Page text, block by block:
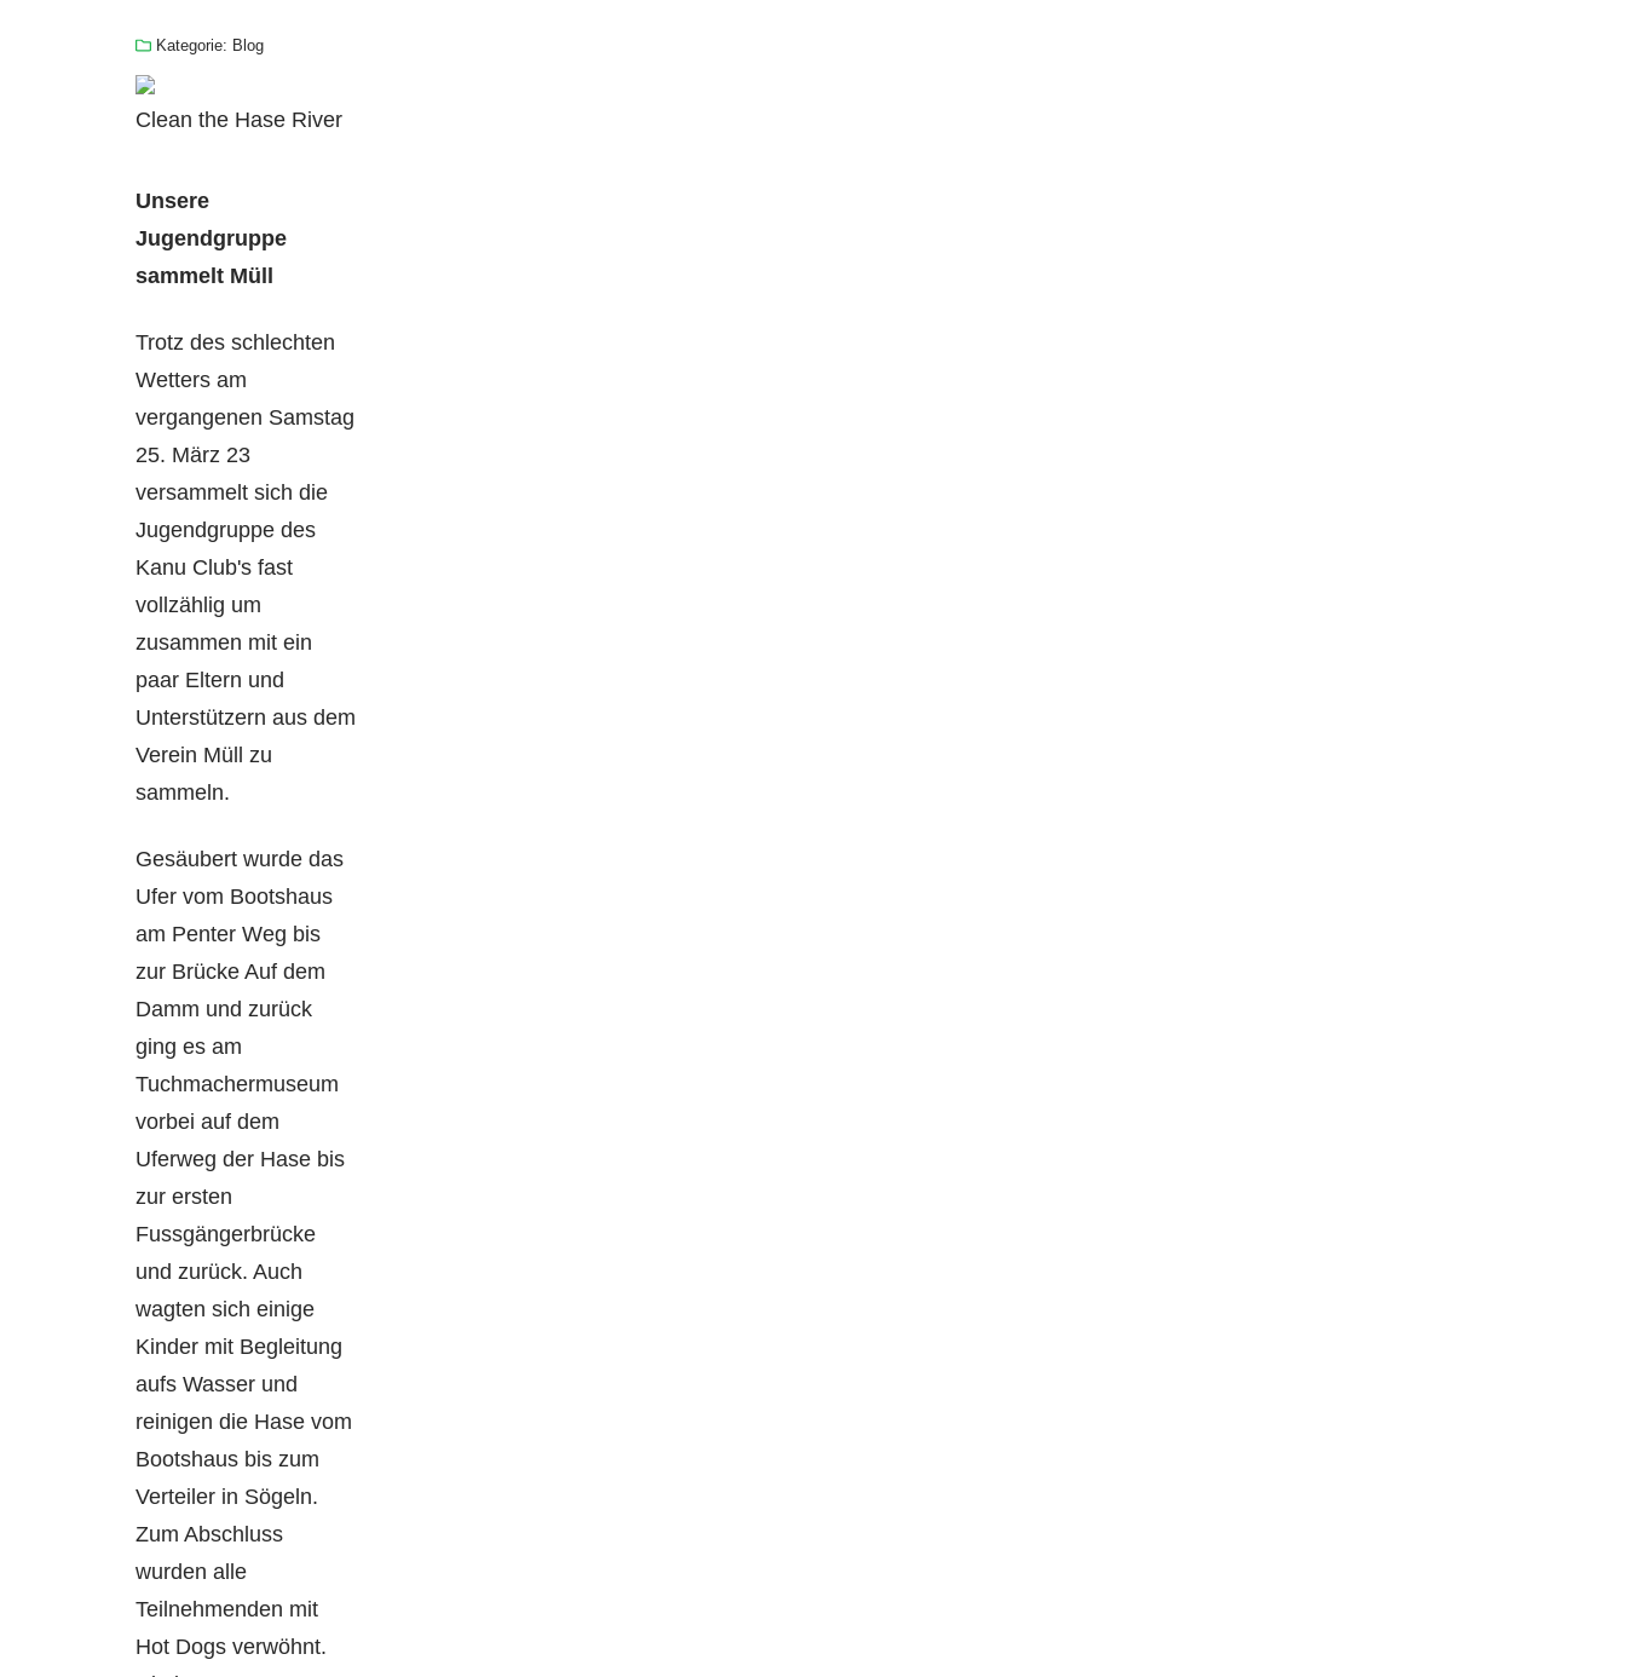
Kategorie: Blog
Clean the Hase River
Unsere
Jugendgruppe
sammelt Müll
Trotz des schlechten
Wetters am
vergangenen Samstag
25. März 23
versammelt sich die
Jugendgruppe des
Kanu Club's fast
vollzählig um
zusammen mit ein
paar Eltern und
Unterstützern aus dem
Verein Müll zu
sammeln.
Gesäubert wurde das
Ufer vom Bootshaus
am Penter Weg bis
zur Brücke Auf dem
Damm und zurück
ging es am
Tuchmachermuseum
vorbei auf dem
Uferweg der Hase bis
zur ersten
Fussgängerbrücke
und zurück. Auch
wagten sich einige
Kinder mit Begleitung
aufs Wasser und
reinigen die Hase vom
Bootshaus bis zum
Verteiler in Sögeln.
Zum Abschluss
wurden alle
Teilnehmenden mit
Hot Dogs verwöhnt.